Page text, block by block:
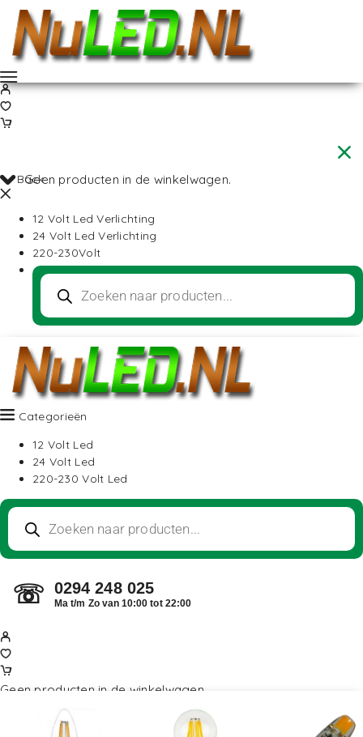
Geen producten in de winkelwagen.
Back
12 Volt Led Verlichting
24 Volt Led Verlichting
220-230Volt
Categorieën
12 Volt Led
24 Volt Led
220-230 Volt Led
☏ 0294 248 025
Ma t/m Zo van 10:00 tot 22:00
Geen producten in de winkelwagen.